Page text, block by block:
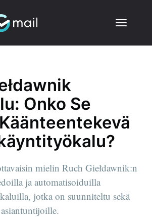
Onko Se
mielin Ruch Giełdawnik:n
ja automatisoiduilla
jotka on suunniteltu sekä